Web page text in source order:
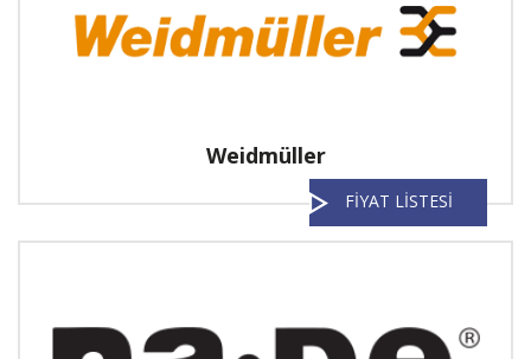
Weidmüller
FİYAT LİSTESİ